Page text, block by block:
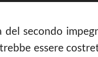
del secondo
essere